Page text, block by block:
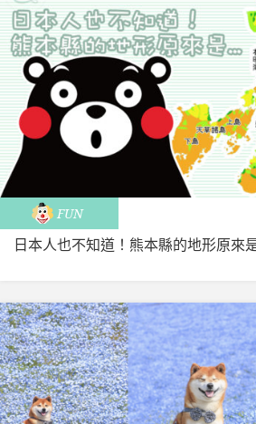
FUN
日本人也不知道！熊本縣的地形原